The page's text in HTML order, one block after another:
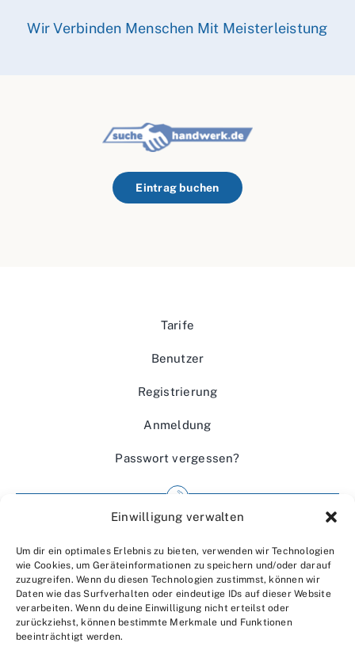
Einwilligung verwalten
Um dir ein optimales Erlebnis zu bieten, verwenden wir Technologien
wie Cookies, um Geräteinformationen zu speichern und/oder darauf
zuzugreifen. Wenn du diesen Technologien zustimmst, können wir
Daten wie das Surfverhalten oder eindeutige IDs auf dieser Website
verarbeiten. Wenn du deine Einwilligung nicht erteilst oder
zurückziehst, können bestimmte Merkmale und Funktionen
beeinträchtigt werden.
Wir Verbinden Menschen Mit Meisterleistung
Eintrag buchen
Tarife
Benutzer
Registrierung
Anmeldung
Passwort vergessen?
Wir über uns
Kontakt
Datenschutzerklärung